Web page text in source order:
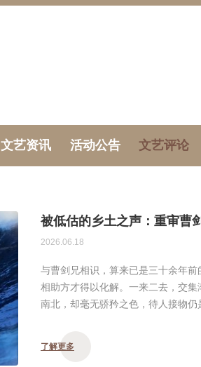
文艺资讯 活动公告 文艺评论
被低估的乡土之声：重审曹
2026.06.18
与曹剑兄相识，算来已是三十余年
相助方才得以化解。一来二去，交
南北，却毫无骄矜之色，待人接物仍
了解更多